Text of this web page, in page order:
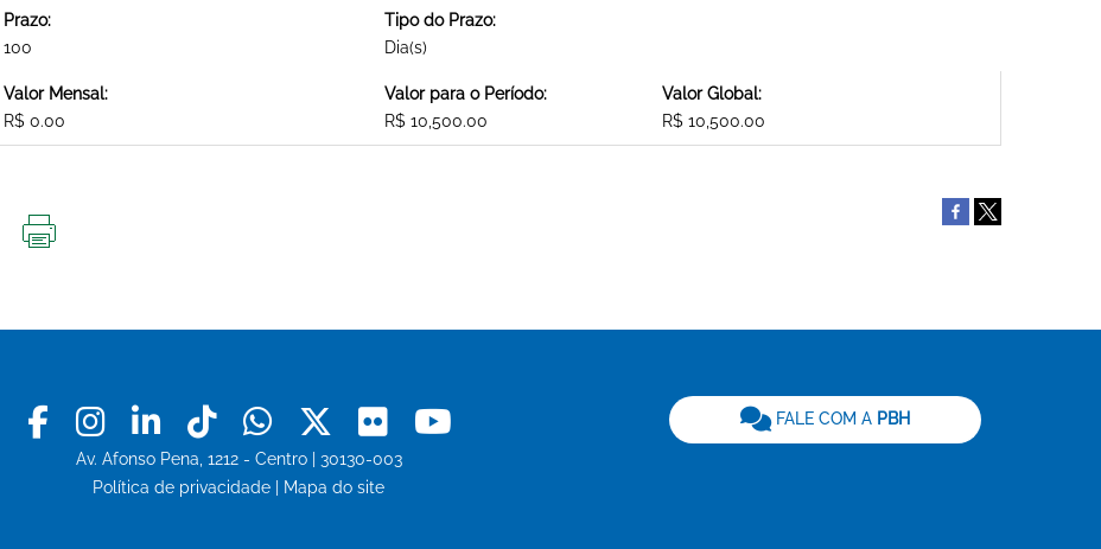
Prazo:
100
Tipo do Prazo:
Dia(s)
Valor Mensal:
R$ 0.00
Valor para o Período:
R$ 10,500.00
Valor Global:
R$ 10,500.00
Facebook
Instagram
LinkedinTiktokWhatsapp
X Flickr
Av. Afonso Pena, 1212 - Centro | 30130-003
Política de privacidade
Mapa do site
FALE COM A PBH